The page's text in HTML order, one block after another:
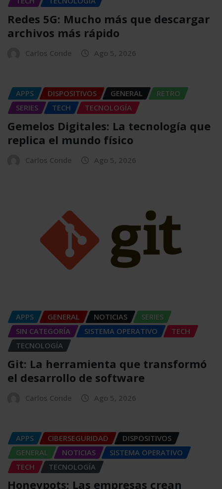
Redes 5G: Mucho más que descargar
archivos más rápido
Carlos Conde Ago 5, 2026
APPS DISPOSITIVOS GENERAL
RETRO
SERIES
TECH TECNOLOGÍA
Gemelos Digitales: La tecnología que
replica el mundo físico
Carlos Conde Ago 5, 2026
APPS GENERAL NOTICIAS
SERIES
SIN CATEGORÍA
SISTEMA OPERATIVO
TECH
TECNOLOGÍA
Git: La herramienta que transformó
el desarrollo de software
Carlos Conde Ago 5, 2026
APPS CIBERSEGURIDAD
DISPOSITIVOS
GENERAL
NOTICIAS
SISTEMA OPERATIVO
TECH
TECNOLOGÍA
Honeypots: Las empresas crean